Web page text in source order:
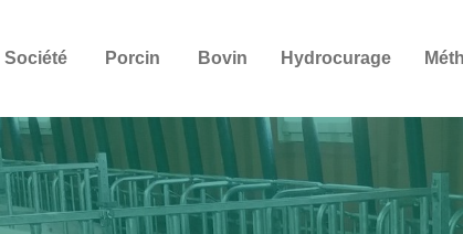
Société Porcin Bovin Hydrocurage